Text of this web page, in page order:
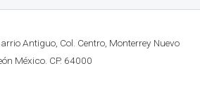
Antiguo, Col. Centro, Monterrey Nuevo
México. CP. 64000